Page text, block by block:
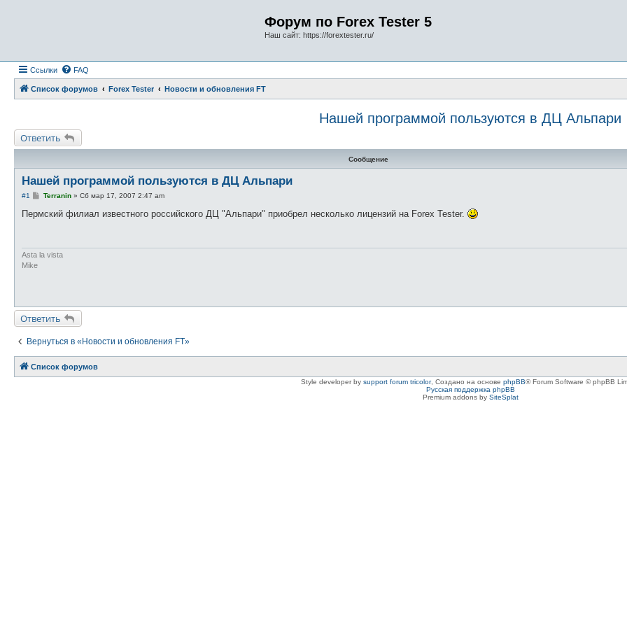
Форум по Forex Tester 5
Наш сайт: https://forextester.ru/
Ссылки FAQ
Список форумов Forex Tester Новости и обновления FT
Нашей программой пользуются в ДЦ Альпари
Ответить
Сообщение
Нашей программой пользуются в ДЦ Альпари
#1
С
о
и
Terranin» Сб мар 17, 2007 2:47 am
Пермский филиал известного российского ДЦ "Альпари" приобрел несколько лицензий на Forex Tester.
Asta la vista
Mike
Ответить
Вернуться в «Новости и обновления FT»
Список форумов
Style developer by support forum tricolor, Создано на основе phpBB® Forum Software © phpBB
Русская поддержка phpBB
Premium addons by SiteSplat